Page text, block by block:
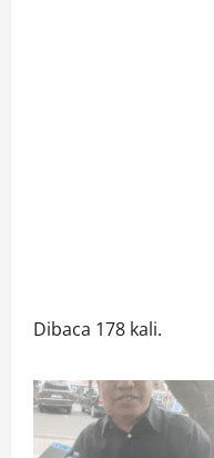
Dibaca 178 kali.